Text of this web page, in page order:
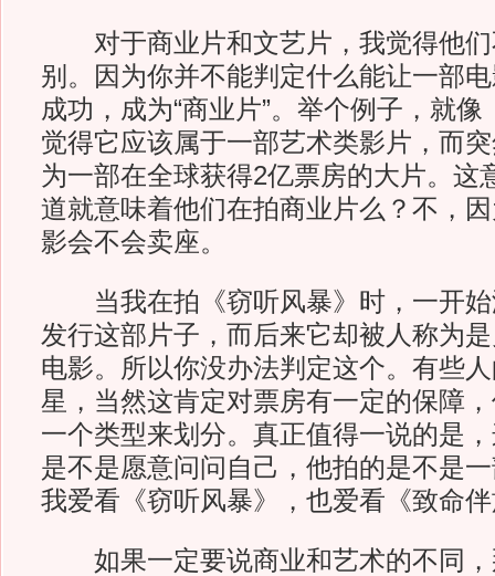
对于商业片和文艺片，我觉得他们
别。因为你并不能判定什么能让一部
成功，成为“商业片”。举个例子，就
觉得它应该属于一部艺术类影片，而
为一部在全球获得2亿票房的大片。这
道就意味着他们在拍商业片么？不，
影会不会卖座。
当我在拍《窃听风暴》时，一开始
发行这部片子，而后来它却被人称为
电影。所以你没办法判定这个。有些
星，当然这肯定对票房有一定的保障
一个类型来划分。真正值得一说的是
是不是愿意问问自己，他拍的是不是
我爱看《窃听风暴》，也爱看《致
如果一定要说商业和艺术的不同，